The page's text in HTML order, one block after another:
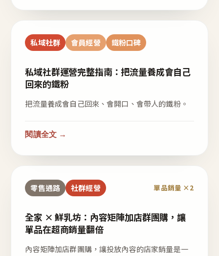
私域社群 會員經營 鐵粉口碑
私域社群運營完整指南：把流量養成會自己
回來的鐵粉
把流量養成會自己回來、會開口、會帶人的鐵粉。
閱讀全文 →
零售通路 社群經營 單品銷量 ×2
全家 × 鮮乳坊：內容矩陣加店群團購，讓
單品在超商銷量翻倍
內容矩陣加店群團購，讓投放內容的店家銷量是一